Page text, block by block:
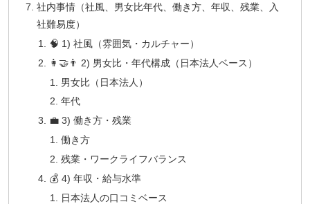
社内事情（社風、男女比年代、働き方、年収、残業、入
社難易度）
🧠 1) 社風（雰囲気・カルチャー）
👩‍🤝‍👨 2) 男女比・年代構成（日本法人ベース）
男女比（日本法人）
年代
💼 3) 働き方・残業
働き方
残業・ワークライフバランス
💰 4) 年収・給与水準
日本法人の口コミベース